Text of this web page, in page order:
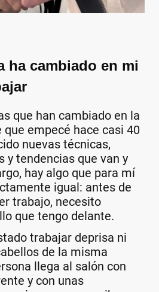
ha cambiado en mi
que han cambiado en la
que empecé hace casi 40
nuevas técnicas,
y tendencias que van y
hay algo que para mí
igual: antes de
trabajo, necesito
que tengo delante.
trabajar deprisa ni
de la misma
llega al salón con
y con unas